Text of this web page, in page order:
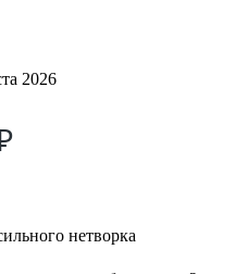
2026
нетворка